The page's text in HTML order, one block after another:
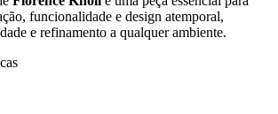
funcionalidade e design atemporal,
e refinamento a qualquer ambiente.